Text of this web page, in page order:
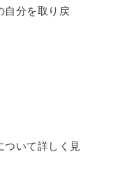
自分を取り戻
ついて詳しく見